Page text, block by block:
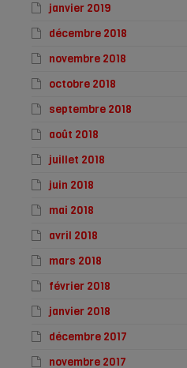
janvier 2019
décembre 2018
novembre 2018
octobre 2018
septembre 2018
août 2018
juillet 2018
juin 2018
mai 2018
avril 2018
mars 2018
février 2018
janvier 2018
décembre 2017
novembre 2017